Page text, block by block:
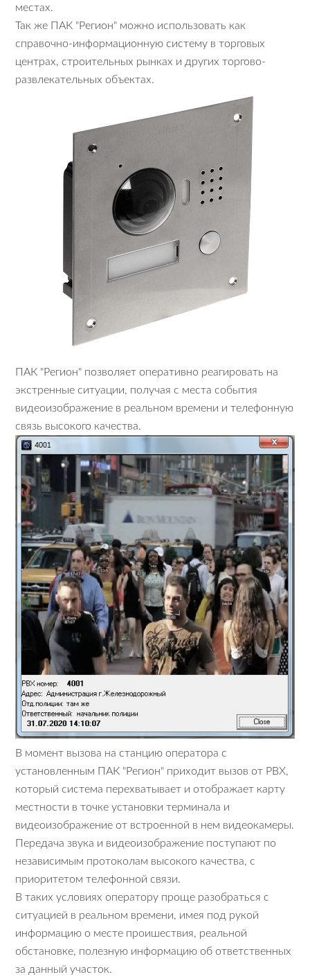
местах.
Так же ПАК "Регион" можно использовать как
справочно-информационную систему в торговых
центрах, строительных рынках и других торгово-
развлекательных объектах.
ПАК "Регион" позволяет оперативно реагировать на
экстренные ситуации, получая с места события
видеоизображение в реальном времени и телефонную
связь высокого качества.
В момент вызова на станцию оператора с
установленным ПАК "Регион" приходит вызов от PBX,
который система перехватывает и отображает карту
местности в точке установки терминала и
видеоизображение от встроенной в нем видеокамеры.
Передача звука и видеоизображение поступают по
независимым протоколам высокого качества, с
приоритетом телефонной связи.
В таких условиях оператору проще разобраться с
ситуацией в реальном времени, имея под рукой
информацию о месте проишествия, реальной
обстановке, полезную информацию об ответственных
за данный участок.